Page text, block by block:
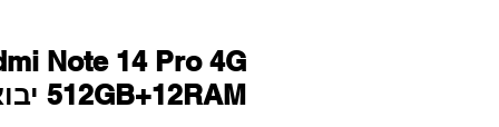
Note 14 Pro 4G
512GB+12RAM יבואן רשמי